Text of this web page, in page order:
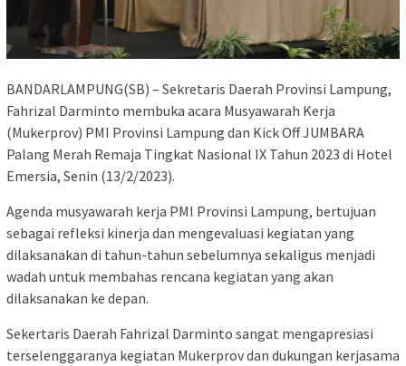
BANDARLAMPUNG(SB) – Sekretaris Daerah Provinsi Lampung,
Fahrizal Darminto membuka acara Musyawarah Kerja
(Mukerprov) PMI Provinsi Lampung dan Kick Off JUMBARA
Palang Merah Remaja Tingkat Nasional IX Tahun 2023 di Hotel
Emersia, Senin (13/2/2023).
Agenda musyawarah kerja PMI Provinsi Lampung, bertujuan
sebagai refleksi kinerja dan mengevaluasi kegiatan yang
dilaksanakan di tahun-tahun sebelumnya sekaligus menjadi
wadah untuk membahas rencana kegiatan yang akan
dilaksanakan ke depan.
Sekertaris Daerah Fahrizal Darminto sangat mengapresiasi
terselenggaranya kegiatan Mukerprov dan dukungan kerjasama